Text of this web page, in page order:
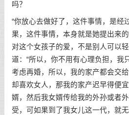
吗？
“你放心去做好了，这件事情，是经
果，这件事情，本身就是她提出来
对这个女孩子的爱，不是别人可以
道：“所以，你不用有心理负担，我
考虑再婚，所以，我的家产都会交
却喜欢女人，那我的家产迟早得便
婿，然后我女婿传给我的外孙或者
受，可如果到了我女儿这一代，就